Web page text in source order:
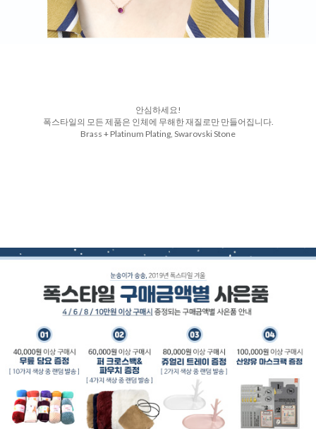
안심하세요!
폭스타일의 모든 제품은 인체에 무해한 재질로만 만들어집니다.
Brass + Platinum Plating, Swarovski Stone